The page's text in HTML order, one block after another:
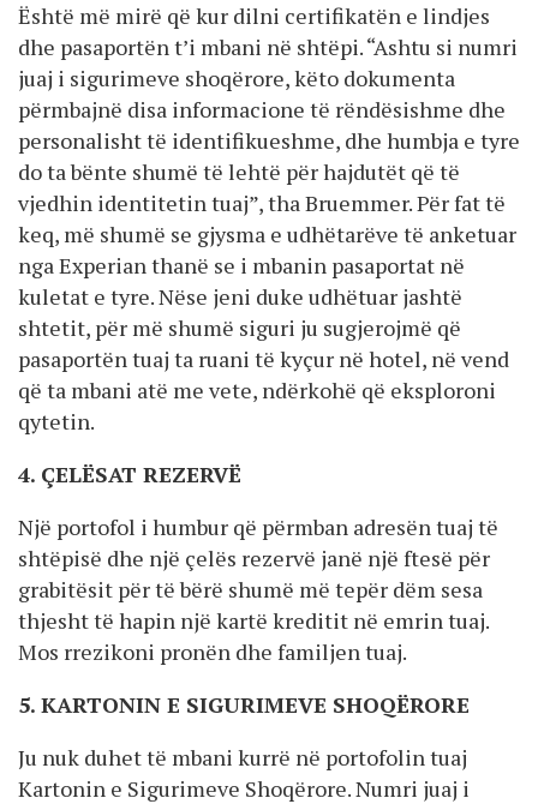
Është më mirë që kur dilni certifikatën e lindjes
dhe pasaportën t’i mbani në shtëpi. “Ashtu si numri
juaj i sigurimeve shoqërore, këto dokumenta
përmbajnë disa informacione të rëndësishme dhe
personalisht të identifikueshme, dhe humbja e tyre
do ta bënte shumë të lehtë për hajdutët që të
vjedhin identitetin tuaj”, tha Bruemmer. Për fat të
keq, më shumë se gjysma e udhëtarëve të anketuar
nga Experian thanë se i mbanin pasaportat në
kuletat e tyre. Nëse jeni duke udhëtuar jashtë
shtetit, për më shumë siguri ju sugjerojmë që
pasaportën tuaj ta ruani të kyçur në hotel, në vend
që ta mbani atë me vete, ndërkohë që eksploroni
qytetin.
4. ÇELËSAT REZERVË
Një portofol i humbur që përmban adresën tuaj të
shtëpisë dhe një çelës rezervë janë një ftesë për
grabitësit për të bërë shumë më tepër dëm sesa
thjesht të hapin një kartë kreditit në emrin tuaj.
Mos rrezikoni pronën dhe familjen tuaj.
5. KARTONIN E SIGURIMEVE SHOQËRORE
Ju nuk duhet të mbani kurrë në portofolin tuaj
Kartonin e Sigurimeve Shoqërore. Numri juaj i